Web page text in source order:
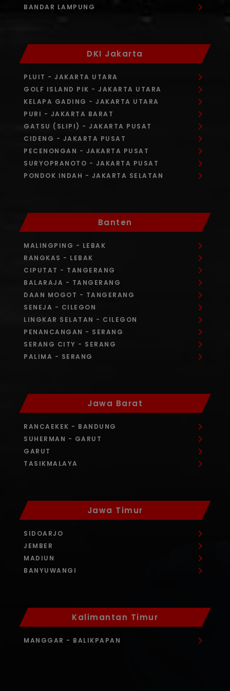
BANDAR LAMPUNG
DKI Jakarta
PLUIT - JAKARTA UTARA
GOLF ISLAND PIK - JAKARTA UTARA
KELAPA GADING - JAKARTA UTARA
PURI - JAKARTA BARAT
GATSU (SLIPI) - JAKARTA PUSAT
CIDENG - JAKARTA PUSAT
PECENONGAN - JAKARTA PUSAT
SURYOPRANOTO - JAKARTA PUSAT
PONDOK INDAH - JAKARTA SELATAN
Banten
MALINGPING - LEBAK
RANGKAS - LEBAK
CIPUTAT - TANGERANG
BALARAJA - TANGERANG
DAAN MOGOT - TANGERANG
SENEJA - CILEGON
LINGKAR SELATAN - CILEGON
PENANCANGAN - SERANG
SERANG CITY - SERANG
PALIMA - SERANG
Jawa Barat
RANCAEKEK - BANDUNG
SUHERMAN - GARUT
GARUT
TASIKMALAYA
Jawa Timur
SIDOARJO
JEMBER
MADIUN
BANYUWANGI
Kalimantan Timur
MANGGAR - BALIKPAPAN